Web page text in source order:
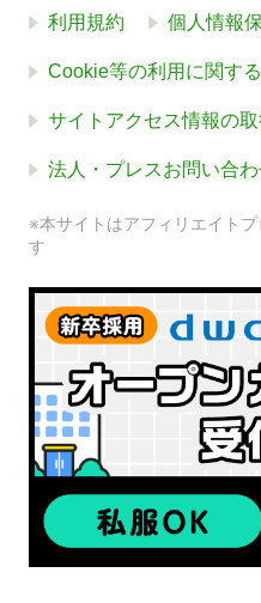
利用規約 個人情報
Cookie等の利用に関す
サイトアクセス情報の
法人・プレスお問い合
※本サイトはアフィリエイト
す